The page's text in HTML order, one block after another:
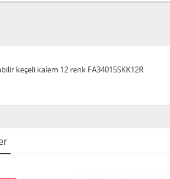
keçeli kalem 12 renk FA34015SKK12R